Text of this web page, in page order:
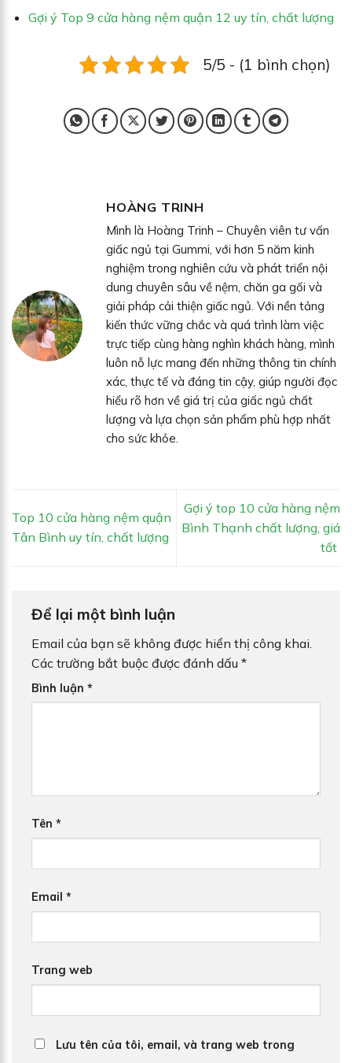
Gợi ý Top 9 cửa hàng nệm quận 12 uy tín, chất lượng
5/5 - (1 bình chọn)
HOÀNG TRINH
Mình là Hoàng Trinh – Chuyên viên tư vấn
giấc ngủ tại Gummi, với hơn 5 năm kinh
nghiệm trong nghiên cứu và phát triển nội
dung chuyên sâu về nệm, chăn ga gối và
giải pháp cải thiện giấc ngủ. Với nền tảng
kiến thức vững chắc và quá trình làm việc
trực tiếp cùng hàng nghìn khách hàng, mình
luôn nỗ lực mang đến những thông tin chính
xác, thực tế và đáng tin cậy, giúp người đọc
hiểu rõ hơn về giá trị của giấc ngủ chất
lượng và lựa chọn sản phẩm phù hợp nhất
cho sức khỏe.
Top 10 cửa hàng nệm quận
Tân Bình uy tín, chất lượng
Gợi ý top 10 cửa hàng nệm
Bình Thạnh chất lượng, giá
tốt
Để lại một bình luận
Email của bạn sẽ không được hiển thị công khai.
Các trường bắt buộc được đánh dấu *
Bình luận *
Tên *
Email *
Trang web
Lưu tên của tôi, email, và trang web trong